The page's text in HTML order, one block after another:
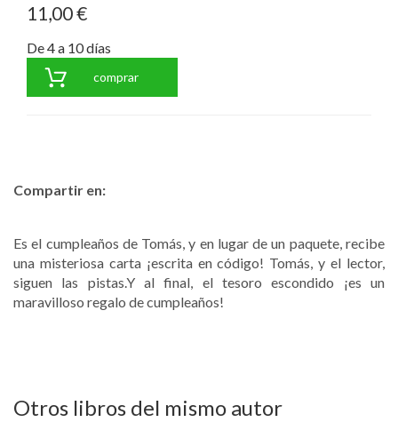
11,00 €
De 4 a 10 días
comprar
Compartir en:
Es el cumpleaños de Tomás, y en lugar de un paquete, recibe
una misteriosa carta ¡escrita en código! Tomás, y el lector,
siguen las pistas.Y al final, el tesoro escondido ¡es un
maravilloso regalo de cumpleaños!
Otros libros del mismo autor